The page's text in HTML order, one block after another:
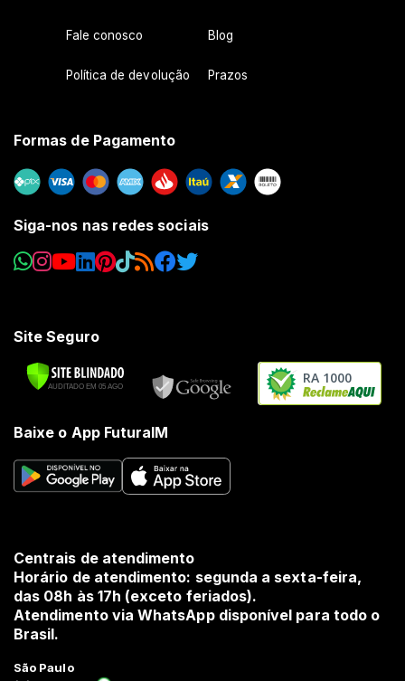
Fale conosco Blog
Política de devolução Prazos
Formas de Pagamento
Siga-nos nas redes sociais
Site Seguro
RA 1000
Baixe o App FuturaIM
Centrais de atendimento
Horário de atendimento: segunda a sexta-feira,
das 08h às 17h (exceto feriados).
Atendimento via WhatsApp disponível para todo o
Brasil.
São Paulo